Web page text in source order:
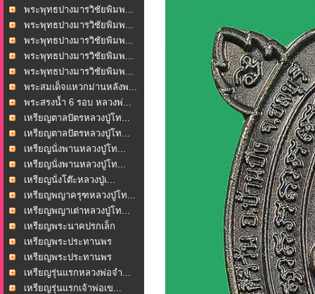
พระพุทธปางมารวิชัยพิมพ...
พระพุทธปางมารวิชัยพิมพ...
พระพุทธปางมารวิชัยพิมพ...
พระพุทธปางมารวิชัยพิมพ...
พระพุทธปางมารวิชัยพิมพ...
พระสมเด็จแหวกม่านหลังพ...
พระสรงน้ำ 6 รอบ หลวงพ่...
เหรียญตาลปัตรหลวงปู่โท...
เหรียญตาลปัตรหลวงปู่โท...
เหรียญนั่งพานหลวงปู่โท...
เหรียญนั่งพานหลวงปู่โท...
เหรียญนั่งโต๊ะหลวงปู่เ...
เหรียญพญาครุฑหลวงปู่โท...
เหรียญพญาเต่าหลวงปู่โท...
เหรียญพระนาคปรกเล็ก
หลว...เหรียญพระประทานพร
วัดพ...เหรียญพระประทานพร
วัดพ...เหรียญรุ่นแรกหลวงพ่อจำ...
เหรียญรุ่นแรกเจ้าพ่อเข...